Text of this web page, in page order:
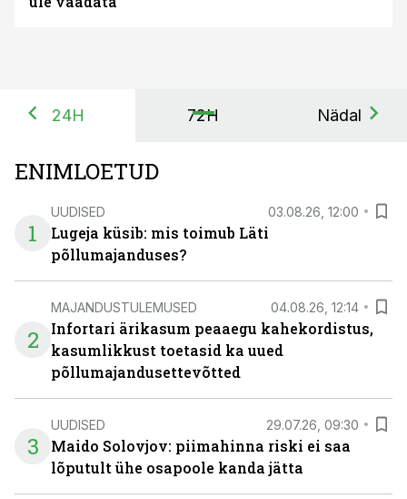
24H 72H Nädal
ENIMLOETUD
1
UUDISED 03.08.26, 12:00
Lugeja küsib: mis toimub Läti
põllumajanduses?
2
MAJANDUSTULEMUSED 04.08.26, 12:14
Infortari ärikasum peaaegu kahekordistus,
kasumlikkust toetasid ka uued
põllumajandusettevõtted
3
UUDISED 29.07.26, 09:30
Maido Solovjov: piimahinna riski ei saa
lõputult ühe osapoole kanda jätta